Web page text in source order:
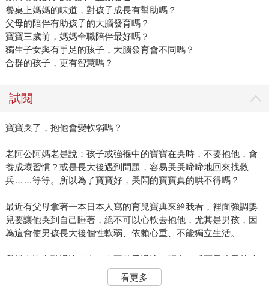
餐桌上媽媽的味道，對孩子成長有幫助嗎？
父母的陪伴有助孩子的大腦發育嗎？
寶寶三歲前，媽媽全職陪伴最好嗎？
獨生子女與有手足的孩子，大腦發育會不同嗎？
合群的孩子，更有智慧嗎？
試閱
寶寶哭了，抱他會變軟弱嗎？
老阿公阿媽老是說：孩子或強褓中的寶寶在哭時，不要抱他，會
養成壞習慣？或是長大後遇到問題，容易哭哭啼啼地回來找救
兵……等等。所以為了寶寶好，哭鬧的寶寶真的哄不得嗎？
最近有父母拿著一本日本人寫的育兒寶典來給我看，裡面強調嬰
兒要讓他哭到自己睡著，絕不可以心軟去抱他，尤其是男孩，因
為這會使男孩長大後個性軟弱、依賴心重、不能獨立生活。
我從來沒有聽過這種事，也不曾看過這種研究，反而是孩子的情
緒表達方式很重要，男孩子也是人，他也有七情六欲，男生哭並
不會損害他的男子氣概，憋著反而有害。《三國演義》中劉備的
看更多